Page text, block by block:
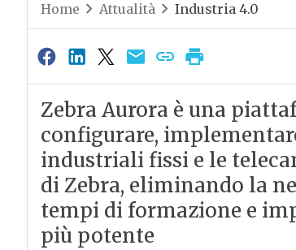
Home Attualità Industria 4.0
Zebra Aurora è una
configurare,
industriali fissi e le
di Zebra, eliminando la
tempi di formazione e
più potente